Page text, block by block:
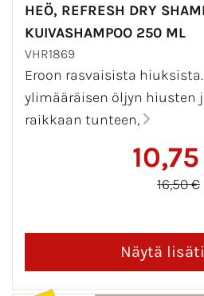
HEÖ, REFRESH DRY
KUIVASHAMPOO 250 ML
VHR1869
Eroon rasvaisista
ylimääräisen öljyn hiusten
raikkaan tunteen,
16,50 €